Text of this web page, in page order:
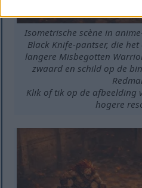
Isometrische scène in
Black Knife-pantser, die
langere Misbegotten
zwaard en schild op de
Klik of tik op de afbeelding
hogere